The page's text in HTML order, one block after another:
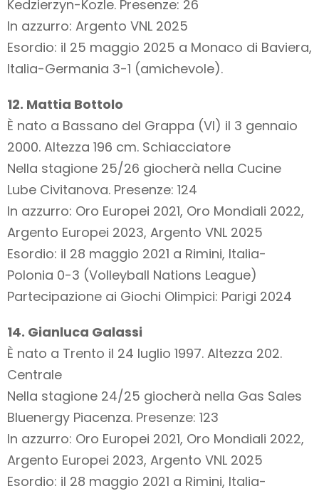
Kedzierzyn-Kozle. Presenze: 26
In azzurro: Argento VNL 2025
Esordio: il 25 maggio 2025 a Monaco di Baviera,
Italia-Germania 3-1 (amichevole).
12. Mattia Bottolo
È nato a Bassano del Grappa (VI) il 3 gennaio
2000. Altezza 196 cm. Schiacciatore
Nella stagione 25/26 giocherà nella Cucine
Lube Civitanova. Presenze: 124
In azzurro: Oro Europei 2021, Oro Mondiali 2022,
Argento Europei 2023, Argento VNL 2025
Esordio: il 28 maggio 2021 a Rimini, Italia-
Polonia 0-3 (Volleyball Nations League)
Partecipazione ai Giochi Olimpici: Parigi 2024
14. Gianluca Galassi
È nato a Trento il 24 luglio 1997. Altezza 202.
Centrale
Nella stagione 24/25 giocherà nella Gas Sales
Bluenergy Piacenza. Presenze: 123
In azzurro: Oro Europei 2021, Oro Mondiali 2022,
Argento Europei 2023, Argento VNL 2025
Esordio: il 28 maggio 2021 a Rimini, Italia-